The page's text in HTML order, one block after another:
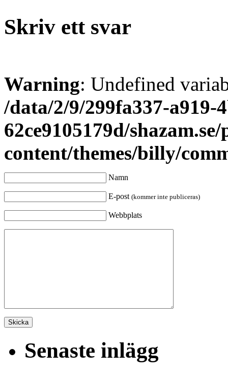
Skriv ett svar
Warning: Undefined
/data/2/9/299fa337-a919-
62ce9105179d/
content/themes/billy/
Namn
E-post (kommer inte publiceras)
Webbplats
Senaste inlägg